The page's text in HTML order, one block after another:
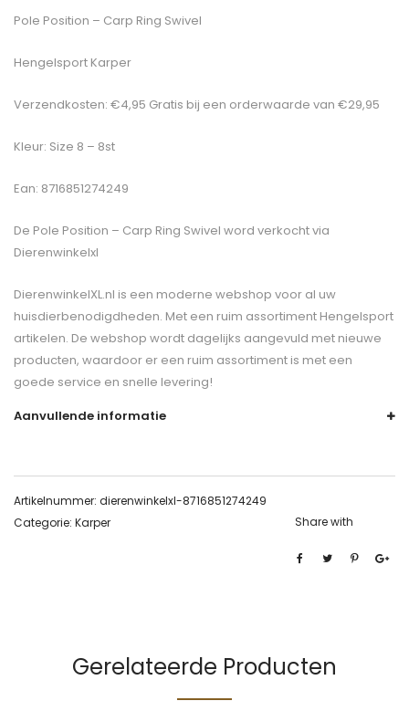
Pole Position – Carp Ring Swivel
Hengelsport Karper
Verzendkosten: €4,95 Gratis bij een orderwaarde van €29,95
Kleur: Size 8 – 8st
Ean: 8716851274249
De Pole Position – Carp Ring Swivel word verkocht via
Dierenwinkelxl
DierenwinkelXL.nl is een moderne webshop voor al uw
huisdierbenodigdheden. Met een ruim assortiment Hengelsport
artikelen. De webshop wordt dagelijks aangevuld met nieuwe
producten, waardoor er een ruim assortiment is met een
goede service en snelle levering!
Aanvullende informatie
Artikelnummer: dierenwinkelxl-8716851274249
Categorie: Karper Share with
Gerelateerde Producten